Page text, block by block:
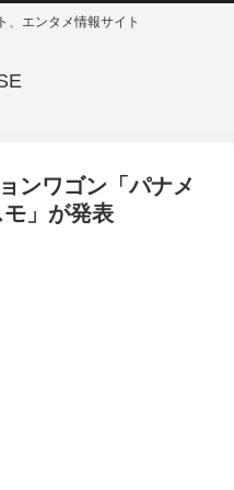
、エンタメ情報サイト
ンワゴン「パナメ
」が発表